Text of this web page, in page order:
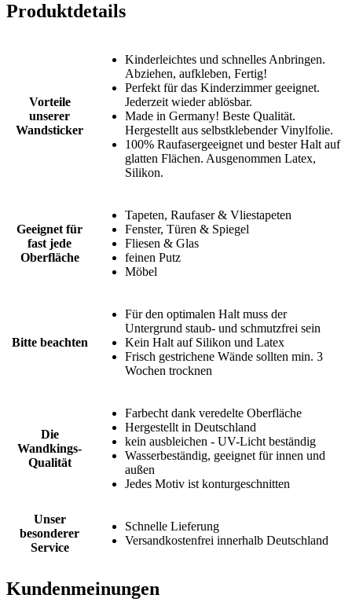
Produktdetails
Vorteile
unserer
Wandsticker
Kinderleichtes und schnelles Anbringen.
Abziehen, aufkleben, Fertig!
Perfekt für das Kinderzimmer geeignet.
Jederzeit wieder ablösbar.
Made in Germany! Beste Qualität.
Hergestellt aus selbstklebender Vinylfolie.
100% Raufasergeeignet und bester Halt auf
glatten Flächen. Ausgenommen Latex,
Silikon.
Geeignet für
fast jede
Oberfläche
Tapeten, Raufaser & Vliestapeten
Fenster, Türen & Spiegel
Fliesen & Glas
feinen Putz
Möbel
Bitte beachten
Für den optimalen Halt muss der
Untergrund staub- und schmutzfrei sein
Kein Halt auf Silikon und Latex
Frisch gestrichene Wände sollten min. 3
Wochen trocknen
Die
Wandkings-
Qualität
Farbecht dank veredelte Oberfläche
Hergestellt in Deutschland
kein ausbleichen - UV-Licht beständig
Wasserbeständig, geeignet für innen und
außen
Jedes Motiv ist konturgeschnitten
Unser
besonderer
Service
Schnelle Lieferung
Versandkostenfrei innerhalb Deutschland
Kundenmeinungen